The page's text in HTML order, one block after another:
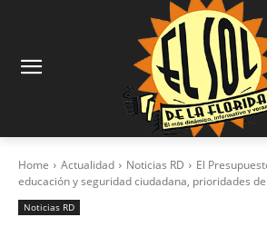
Home Actualidad Noticias RD
El
educación y seguridad ciudadana, prioridades
Noticias RD